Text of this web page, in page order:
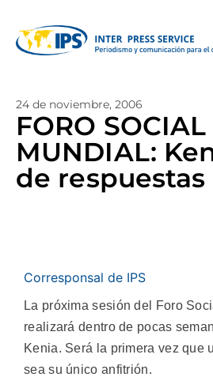
24 de noviembre, 2006
FORO SOCIAL
MUNDIAL:
de respuestas
Corresponsal de IPS
La próxima sesión del Foro
realizará dentro de pocas
Kenia. Será la primera vez que
sea su único anfitrión.